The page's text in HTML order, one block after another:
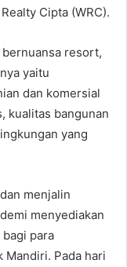
Cipta (WRC).
resort,
yaitu
dan komersial
kualitas bangunan
yang
menjalin
menyediakan
para
Mandiri. Pada hari